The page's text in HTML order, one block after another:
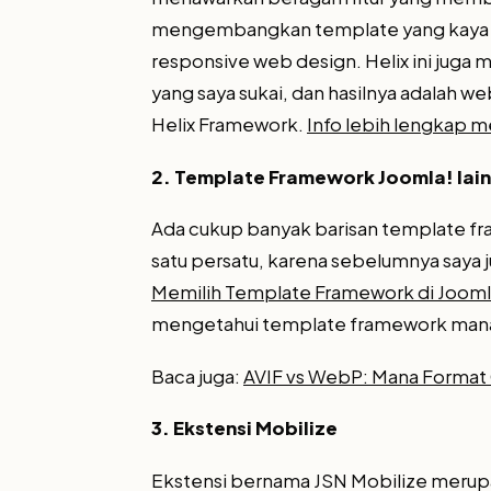
mengembangkan template yang kaya
responsive web design. Helix ini juga
yang saya sukai, dan hasilnya adalah
Helix Framework. Info lebih lengkap
2. Template Framework Joomla!
Ada cukup banyak barisan template
satu persatu, karena sebelumnya
Memilih Template Framework di
mengetahui template framework
Baca juga: AVIF vs WebP: Mana
3. Ekstensi Mobilize
Ekstensi bernama JSN Mobilize